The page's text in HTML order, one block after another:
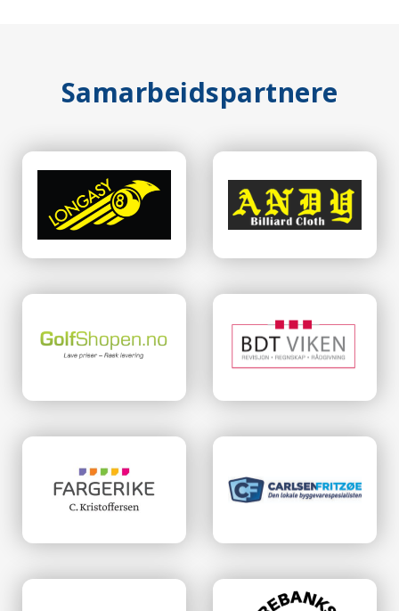
Samarbeidspartnere